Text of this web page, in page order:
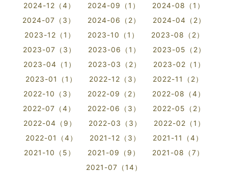
2024-12（4）
2024-09（1）
2024-08（1）
2024-07（3）
2024-06（2）
2024-04（2）
2023-12（1）
2023-10（1）
2023-08（2）
2023-07（3）
2023-06（1）
2023-05（2）
2023-04（1）
2023-03（2）
2023-02（1）
2023-01（1）
2022-12（3）
2022-11（2）
2022-10（3）
2022-09（2）
2022-08（4）
2022-07（4）
2022-06（3）
2022-05（2）
2022-04（9）
2022-03（3）
2022-02（1）
2022-01（4）
2021-12（3）
2021-11（4）
2021-10（5）
2021-09（9）
2021-08（7）
2021-07（14）